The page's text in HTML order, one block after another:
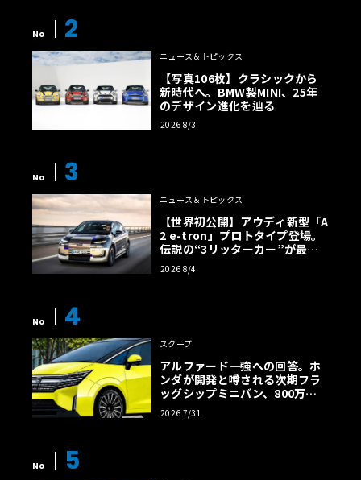
No 2
ニュース＆トピックス
【写真106枚】クラシックから
新時代へ。BMW製MINI、25年
のデザイン進化を辿る
2026 8/3
No 3
ニュース＆トピックス
【世界初公開】アウディ新型「A
2 e-tron」プロトタイプ登場。
伝説の“3リッターカー”が最高
効率エントリーBEVとして復活
【画像38枚】
2026 8/4
No 4
スクープ
アルファード一強への回答。ホ
ンダが開発と噂される次期フラ
ッグシップミニバン、800万円
超の勝算【予想CG】
2026 7/31
No 5